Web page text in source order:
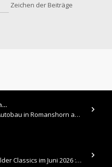
Zeichen der Beiträge
Hallo , Im Juni veranstaltete die Autobau in Romanshorn auf ihrem Gelände ein kleines Youngtimertreffen : https://up.
​Hallo , Hier sind die Bilder vom Older Classics im Juni 2026 : https://up.picr.de/51155940wd.jpg https://up.pic